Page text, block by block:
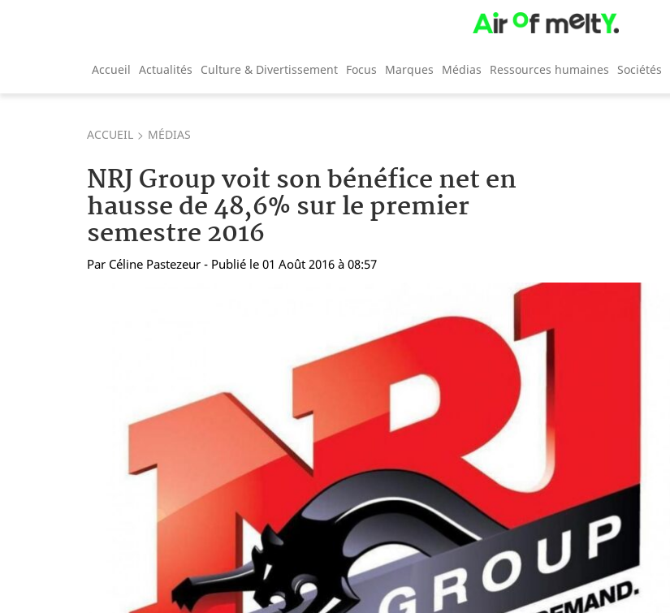
Accueil Actualités Culture & Divertissement Focus Marques Médias Ressources humaines Sociétés
ACCUEIL MÉDIAS
NRJ Group voit son bénéfice net en
hausse de 48,6% sur le premier
semestre 2016
Par Céline Pastezeur - Publié le 01 Août 2016 à 08:57